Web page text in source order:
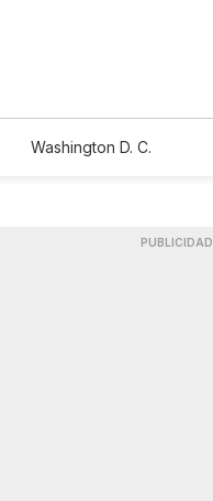
Washington D. C.
PUBLICIDAD